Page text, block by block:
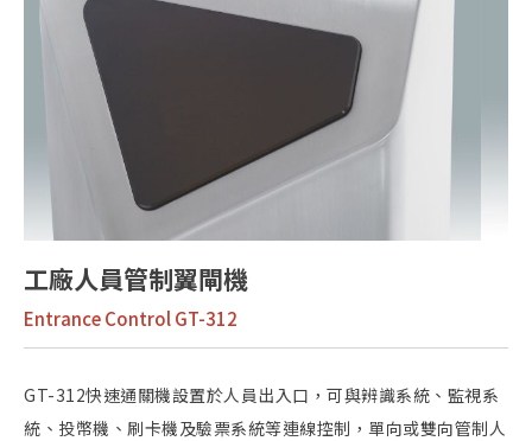
工廠人員管制翼閘機
Entrance Control GT-312
GT-312快速通關機設置於人員出入口，可與辨識系統、監視系
統、投幣機、刷卡機及驗票系統等連線控制，單向或雙向管制人